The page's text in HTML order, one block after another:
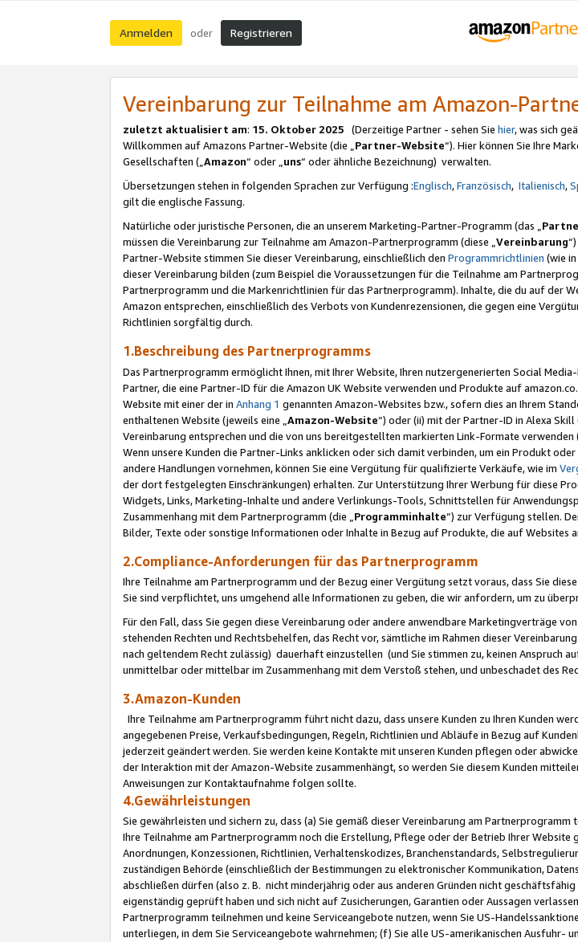
Anmelden oder Registrieren
Vereinbarung zur Teilnahme am Amazon-
zuletzt aktualisiert am: 15. Oktober 2025 (Derzeitige Partner - sehen Sie hier, was sich
Willkommen auf Amazons Partner-Website (die „Partner-Website“). Hier können Sie Ihre
Gesellschaften („Amazon“ oder „uns“ oder ähnliche Bezeichnung) verwalten.
Übersetzungen stehen in folgenden Sprachen zur Verfügung :Englisch,Französisch, Italienisch,
gilt die englische Fassung.
Natürliche oder juristische Personen, die an unserem Marketing-Partner-Programm (das „
müssen die Vereinbarung zur Teilnahme am Amazon-Partnerprogramm (diese „Vereinbarung
Partner-Website stimmen Sie dieser Vereinbarung, einschließlich den Programmrichtlinien (wie
dieser Vereinbarung bilden (zum Beispiel die Voraussetzungen für die Teilnahme am
Partnerprogramm und die Markenrichtlinien für das Partnerprogramm). Inhalte, die du auf der
Amazon entsprechen, einschließlich des Verbots von Kundenrezensionen, die gegen eine
Richtlinien sorgfältig durch.
1.Beschreibung des Partnerprogramms
Das Partnerprogramm ermöglicht Ihnen, mit Ihrer Website, Ihren nutzergenerierten Social
Partner, die eine Partner-ID für die Amazon UK Website verwenden und Produkte auf
Website mit einer der in Anhang 1 genannten Amazon-Websites bzw., sofern dies an Ihrem
enthaltenen Website (jeweils eine „ Amazon-Website“) oder (ii) mit der Partner-ID in Alexa
Vereinbarung entsprechen und die von uns bereitgestellten markierten Link-Formate verwenden
Wenn unsere Kunden die Partner-Links anklicken oder sich damit verbinden, um ein Produkt
andere Handlungen vornehmen, können Sie eine Vergütung für qualifizierte Verkäufe, wie im
der dort festgelegten Einschränkungen) erhalten. Zur Unterstützung Ihrer Werbung für diese
Widgets, Links, Marketing-Inhalte und andere Verlinkungs-Tools, Schnittstellen für
Zusammenhang mit dem Partnerprogramm (die „ Programminhalte“) zur Verfügung stellen.
Bilder, Texte oder sonstige Informationen oder Inhalte in Bezug auf Produkte, die auf Websites
2.Compliance-Anforderungen für das Partnerprogramm
Ihre Teilnahme am Partnerprogramm und der Bezug einer Vergütung setzt voraus, dass Sie
Sie sind verpflichtet, uns umgehend alle Informationen zu geben, die wir anfordern, um zu
Für den Fall, dass Sie gegen diese Vereinbarung oder andere anwendbare Marketingverträge
stehenden Rechten und Rechtsbehelfen, das Recht vor, sämtliche im Rahmen dieser
nach geltendem Recht zulässig) dauerhaft einzustellen (und Sie stimmen zu, keinen Anspruch
unmittelbar oder mittelbar im Zusammenhang mit dem Verstoß stehen, und unbeschadet des
3.Amazon-Kunden
Ihre Teilnahme am Partnerprogramm führt nicht dazu, dass unsere Kunden zu Ihren Kunden
angegebenen Preise, Verkaufsbedingungen, Regeln, Richtlinien und Abläufe in Bezug auf
jederzeit geändert werden. Sie werden keine Kontakte mit unseren Kunden pflegen oder
der Interaktion mit der Amazon-Website zusammenhängt, so werden Sie diesem Kunden
Anweisungen zur Kontaktaufnahme folgen sollte.
4.Gewährleistungen
Sie gewährleisten und sichern zu, dass (a) Sie gemäß dieser Vereinbarung am
Ihre Teilnahme am Partnerprogramm noch die Erstellung, Pflege oder der Betrieb Ihrer
Anordnungen, Konzessionen, Richtlinien, Verhaltenskodizes, Branchenstandards,
zuständigen Behörde (einschließlich der Bestimmungen zu elektronischer Kommunikation,
abschließen dürfen (also z. B. nicht minderjährig oder aus anderen Gründen nicht
eigenständig geprüft haben und sich nicht auf Zusicherungen, Garantien oder Aussagen
Partnerprogramm teilnehmen und keine Serviceangebote nutzen, wenn Sie US-
unterliegen, in dem Sie Serviceangebote wahrnehmen; (f) Sie alle US-amerikanischen Ausfuhr-